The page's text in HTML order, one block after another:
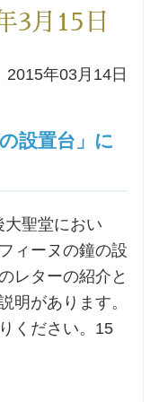
3月15日
2015年03月14日
設置台」に
聖堂におい
ィーヌの鐘の設
レターの紹介と
明があります。
ください。15